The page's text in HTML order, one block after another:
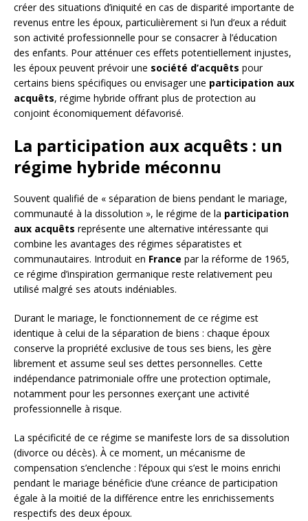
créer des situations d’iniquité en cas de disparité importante de
revenus entre les époux, particulièrement si l’un d’eux a réduit
son activité professionnelle pour se consacrer à l’éducation
des enfants. Pour atténuer ces effets potentiellement injustes,
les époux peuvent prévoir une société d’acquêts pour
certains biens spécifiques ou envisager une participation aux
acquêts, régime hybride offrant plus de protection au
conjoint économiquement défavorisé.
La participation aux acquêts : un
régime hybride méconnu
Souvent qualifié de « séparation de biens pendant le mariage,
communauté à la dissolution », le régime de la participation
aux acquêts représente une alternative intéressante qui
combine les avantages des régimes séparatistes et
communautaires. Introduit en France par la réforme de 1965,
ce régime d’inspiration germanique reste relativement peu
utilisé malgré ses atouts indéniables.
Durant le mariage, le fonctionnement de ce régime est
identique à celui de la séparation de biens : chaque époux
conserve la propriété exclusive de tous ses biens, les gère
librement et assume seul ses dettes personnelles. Cette
indépendance patrimoniale offre une protection optimale,
notamment pour les personnes exerçant une activité
professionnelle à risque.
La spécificité de ce régime se manifeste lors de sa dissolution
(divorce ou décès). À ce moment, un mécanisme de
compensation s’enclenche : l’époux qui s’est le moins enrichi
pendant le mariage bénéficie d’une créance de participation
égale à la moitié de la différence entre les enrichissements
respectifs des deux époux.